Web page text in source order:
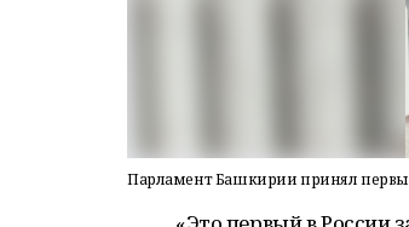
Парламент Башкирии принял